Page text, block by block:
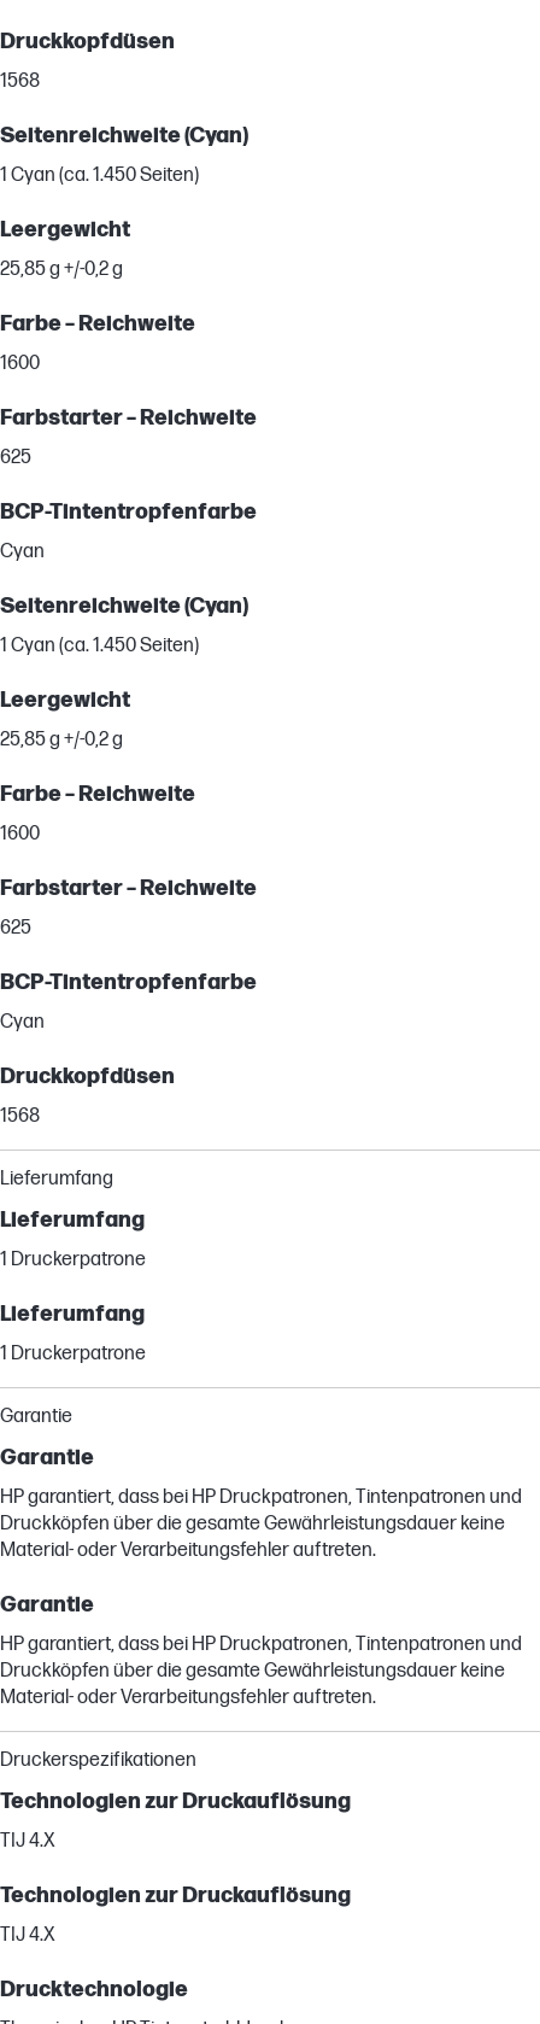
Druckkopfdüsen
1568
Seitenreichweite (Cyan)
1 Cyan (ca. 1.450 Seiten)
Leergewicht
25,85 g +/-0,2 g
Farbe – Reichweite
1600
Farbstarter – Reichweite
625
BCP-Tintentropfenfarbe
Cyan
Seitenreichweite (Cyan)
1 Cyan (ca. 1.450 Seiten)
Leergewicht
25,85 g +/-0,2 g
Farbe – Reichweite
1600
Farbstarter – Reichweite
625
BCP-Tintentropfenfarbe
Cyan
Druckkopfdüsen
1568
Lieferumfang
Lieferumfang
1 Druckerpatrone
Lieferumfang
1 Druckerpatrone
Garantie
Garantie
HP garantiert, dass bei HP Druckpatronen, Tintenpatronen und
Druckköpfen über die gesamte Gewährleistungsdauer keine
Material- oder Verarbeitungsfehler auftreten.
Garantie
HP garantiert, dass bei HP Druckpatronen, Tintenpatronen und
Druckköpfen über die gesamte Gewährleistungsdauer keine
Material- oder Verarbeitungsfehler auftreten.
Druckerspezifikationen
Technologien zur Druckauflösung
TIJ 4.X
Technologien zur Druckauflösung
TIJ 4.X
Drucktechnologie